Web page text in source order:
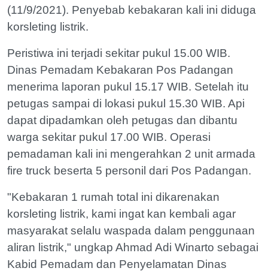
(11/9/2021). Penyebab kebakaran kali ini diduga
korsleting listrik.
Peristiwa ini terjadi sekitar pukul 15.00 WIB.
Dinas Pemadam Kebakaran Pos Padangan
menerima laporan pukul 15.17 WIB. Setelah itu
petugas sampai di lokasi pukul 15.30 WIB. Api
dapat dipadamkan oleh petugas dan dibantu
warga sekitar pukul 17.00 WIB. Operasi
pemadaman kali ini mengerahkan 2 unit armada
fire truck beserta 5 personil dari Pos Padangan.
"Kebakaran 1 rumah total ini dikarenakan
korsleting listrik, kami ingat kan kembali agar
masyarakat selalu waspada dalam penggunaan
aliran listrik," ungkap Ahmad Adi Winarto sebagai
Kabid Pemadam dan Penyelamatan Dinas